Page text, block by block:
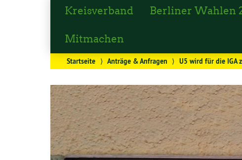
Kreisverband Berliner Wahlen
Mitmachen
Startseite ⟩ Anträge & Anfragen ⟩ U5 wird für die IGA